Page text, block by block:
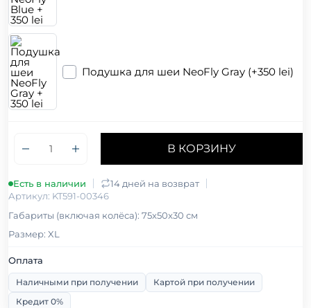
Подушка для шеи NeoFly Gray (+350 lei)
В КОРЗИНУ
Есть в наличии
14 дней на возврат
Артикул: KT591-00346
Габариты (включая колёса): 75x50x30 см
Размер: XL
Оплата
Наличными при получении
Картой при получении
Кредит 0%